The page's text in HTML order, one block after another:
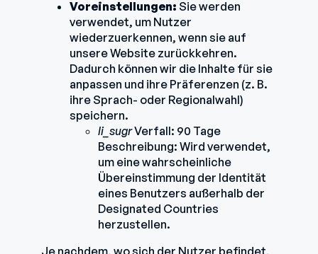
Voreinstellungen: Sie werden
verwendet, um Nutzer
wiederzuerkennen, wenn sie auf
unsere Website zurückkehren.
Dadurch können wir die Inhalte für sie
anpassen und ihre Präferenzen (z. B.
ihre Sprach- oder Regionalwahl)
speichern.
li_sugrVerfall: 90 Tage
Beschreibung: Wird verwendet,
um eine wahrscheinliche
Übereinstimmung der Identität
eines Benutzers außerhalb der
Designated Countries
herzustellen.